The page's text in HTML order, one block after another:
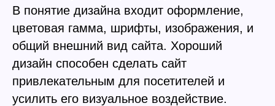
В понятие дизайна входит оформление,
цветовая гамма, шрифты, изображения, и
общий внешний вид сайта. Хороший
дизайн способен сделать сайт
привлекательным для посетителей и
усилить его визуальное воздействие.